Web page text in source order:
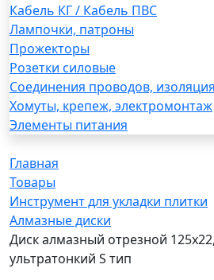
Кабель КГ / Кабель ПВС
Лампочки, патроны
Прожекторы
Розетки силовые
Соединения проводов, изоляция
Хомуты, крепеж, электромонтаж
Элементы питания
Главная
Товары
Инструмент для укладки плитки
Алмазные диски
Диск алмазный отрезной
ультратонкий S тип